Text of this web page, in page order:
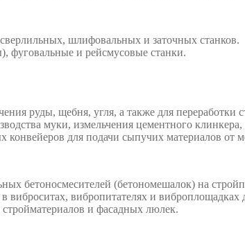
шлифовальных и заточных станков.
фуговальные и рейсмусовые станки.
руды, щебня, угля, а также для переработки
муки, измельчения цементного клинкера,
для подачи сыпучих материалов от
бетоносмесителей (бетономешалок) на
виброситах, вибропитателях и
и фасадных люлек.